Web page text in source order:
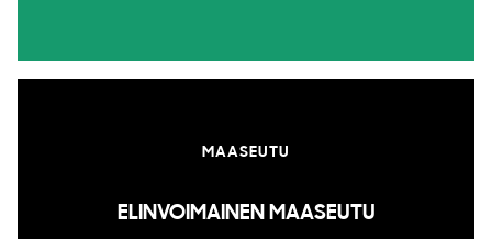
MAASEUTU
ELINVOIMAINEN MAASEUTU